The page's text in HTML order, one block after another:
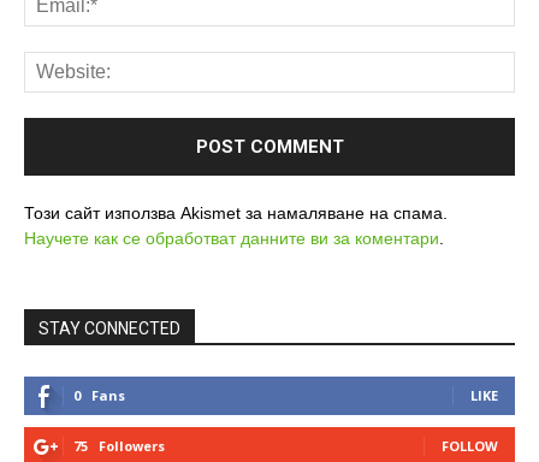
Този сайт използва Akismet за намаляване на спама.
Научете как се обработват данните ви за коментари
STAY CONNECTED
0 Fans LIKE
75 Followers FOLLOW